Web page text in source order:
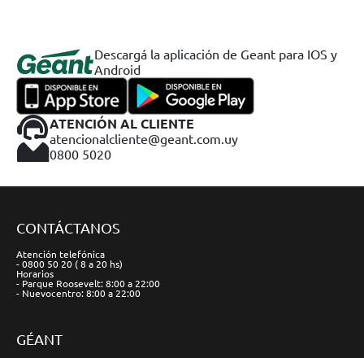
Descargá la aplicación de Geant para IOS y
Android
ATENCIÓN AL CLIENTE
atencionalcliente@geant.com.uy
0800 5020
CONTÁCTANOS
Atención telefónica
- 0800 50 20 ( 8 a 20 hs)
Horarios
- Parque Roosevelt: 8:00 a 22:00
- Nuevocentro: 8:00 a 22:00
GÉANT